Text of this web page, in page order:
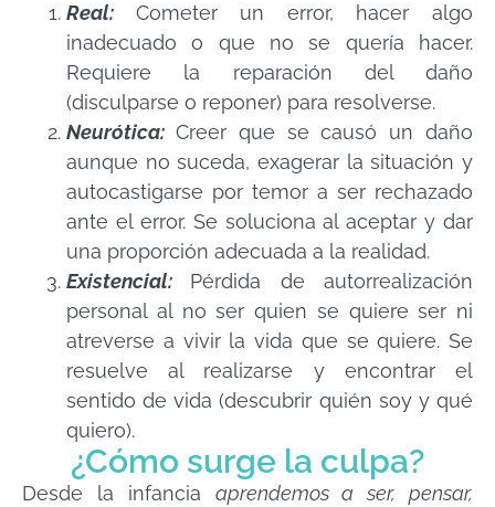
Real:
Cometer un error, hacer algo
inadecuado o que no se quería hacer.
Requiere la reparación del daño
(disculparse o reponer) para resolverse.
Neurótica: Creer que se causó un daño
aunque no suceda, exagerar la situación y
autocastigarse por temor a ser rechazado
ante el error. Se soluciona al aceptar y dar
una proporción adecuada a la realidad.
Existencial:
Pérdida de autorrealización
personal al no ser quien se quiere ser ni
atreverse a vivir la vida que se quiere. Se
resuelve al realizarse y encontrar el
sentido de vida (descubrir quién soy y qué
quiero).
¿Cómo surge la culpa?
Desde la infancia aprendemos a ser, pensar,